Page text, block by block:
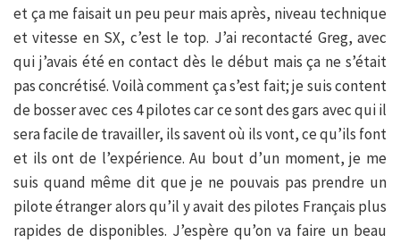
et ça me faisait un peu peur mais après, niveau technique
et vitesse en SX, c’est le top. J’ai recontacté Greg, avec
qui j’avais été en contact dès le début mais ça ne s’était
pas concrétisé. Voilà comment ça s’est fait; je suis content
de bosser avec ces 4 pilotes car ce sont des gars avec qui il
sera facile de travailler, ils savent où ils vont, ce qu’ils font
et ils ont de l’expérience. Au bout d’un moment, je me
suis quand même dit que je ne pouvais pas prendre un
pilote étranger alors qu’il y avait des pilotes Français plus
rapides de disponibles. J’espère qu’on va faire un beau